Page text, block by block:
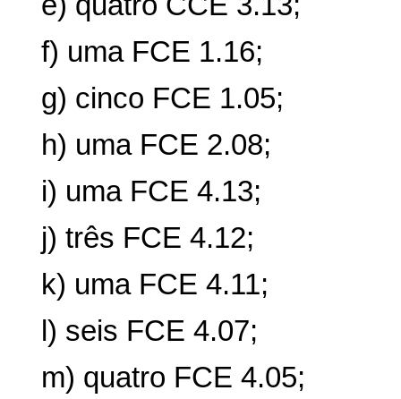
f) uma FCE 1.16;
g) cinco FCE 1.05;
h) uma FCE 2.08;
i) uma FCE 4.13;
j) três FCE 4.12;
k) uma FCE 4.11;
l) seis FCE 4.07;
m) quatro FCE 4.05;